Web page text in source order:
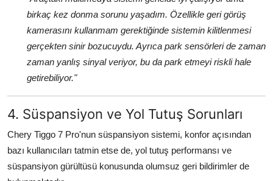
birkaç kez donma sorunu yaşadım. Özellikle geri görüş
kamerasını kullanmam gerektiğinde sistemin kilitlenmesi
gerçekten sinir bozucuydu. Ayrıca park sensörleri de zaman
zaman yanlış sinyal veriyor, bu da park etmeyi riskli hale
getirebiliyor."
4. Süspansiyon ve Yol Tutuş Sorunları
Chery Tiggo 7 Pro'nun süspansiyon sistemi, konfor açısından
bazı kullanıcıları tatmin etse de, yol tutuş performansı ve
süspansiyon gürültüsü konusunda olumsuz geri bildirimler de